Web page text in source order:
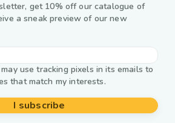
get 10% off our catalogue of
a sneak preview of our new
use tracking pixels in its emails to
that match my interests.
I subscribe